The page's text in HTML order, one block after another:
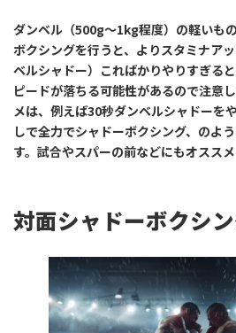
ダンベル（500g〜1kg程度）の軽いも
ボクシングを行うと、よりスタミナア
ベルシャドー）こればかりやりすぎる
ピードが落ちる可能性があるので注意
メは、例えば30秒ダンベルシャドーを
しで全力でシャドーボクシング、のよ
す。試合やスパーの前などにもオスス
対面シャドーボクシ